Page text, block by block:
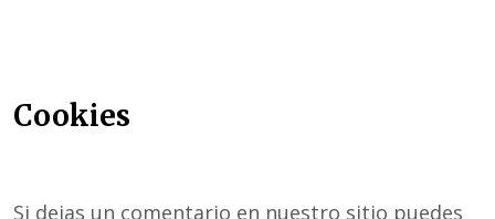
Cookies
Si dejas un comentario en nuestro sitio puedes